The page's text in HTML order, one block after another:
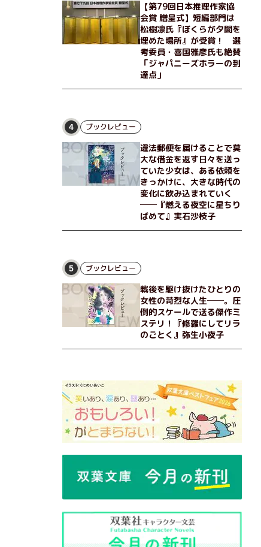
【第79回日本推理作家協
会賞 贈呈式】短編部門は
松樹凛氏『ぼくらが夕闇を
埋めた場所』が受賞！ 選
考委員・喜国雅彦氏も絶賛
「ジャパニーズホラーの到
達点」
4 ブックレビュー
違法郵便を届けることで莫
大な借金を返す日々を送っ
ていた少女は、ある依頼を
きっかけに、大きな時代の
変化に飲み込まれていく
──『燃える夜空に星ちり
ばめて』実石沙枝子
5 ブックレビュー
戦後を駆け抜けたひとりの
女性の苛烈な人生──。圧
倒的スケールで送る傑作ミ
ステリ！『修羅にしてリラ
のごとく』弥生小夜子